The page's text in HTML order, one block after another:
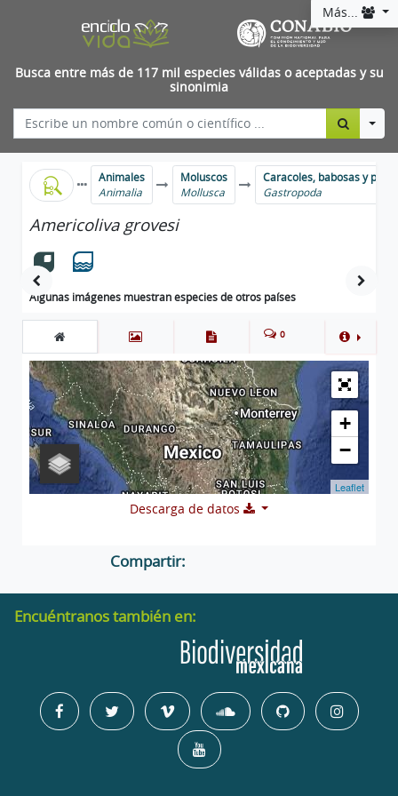
Más...
Busca entre más de 117 mil especies válidas o aceptadas y su
sinonimia
Animales
Animalia
Moluscos
Mollusca
Caracoles, babosas y
Gastropoda
Americoliva grovesi
Algunas imágenes muestran especies de otros países
0
+
−
Leaflet
Descarga de datos
Compartir:
Encuéntranos también en: